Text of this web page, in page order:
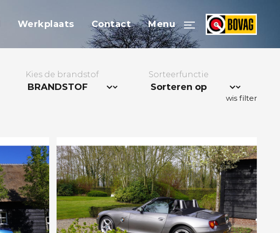
Werkplaats Contact Menu
Kies de brandstof Sorteerfunctie
wis filter